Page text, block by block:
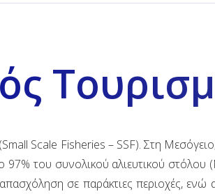
Scale Fisheries – SSF). Στη
του συνολικού αλιευτικού
σε παράκτιες περιοχές,